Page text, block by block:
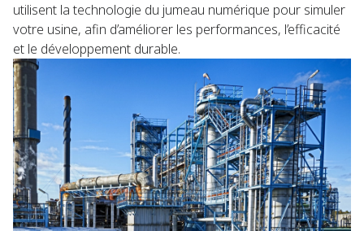
utilisent la technologie du jumeau numérique pour simuler
votre usine, afin d’améliorer les performances, l’efficacité
et le développement durable.